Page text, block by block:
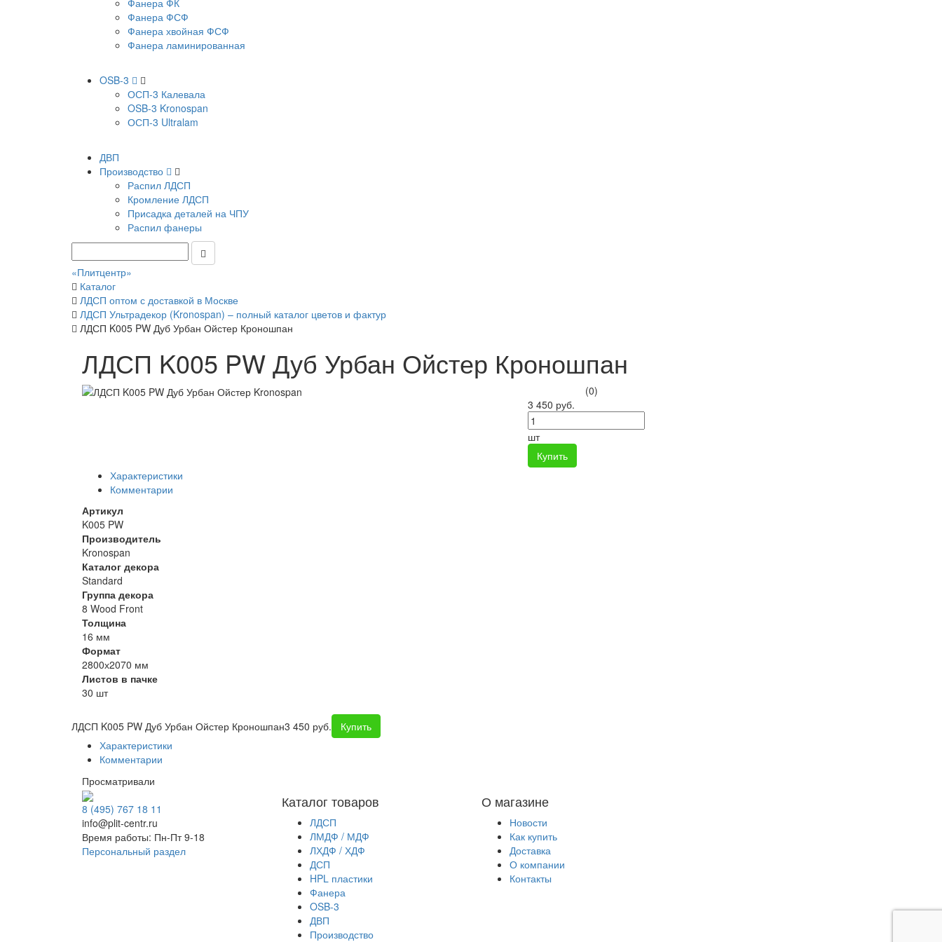
Фанера ФК
Фанера ФСФ
Фанера хвойная ФСФ
Фанера ламинированная
OSB-3
ОСП-3 Калевала
OSB-3 Kronospan
ОСП-3 Ultralam
ДВП
Производство
Распил ЛДСП
Кромление ЛДСП
Присадка деталей на ЧПУ
Распил фанеры
«Плитцентр»
Каталог
ЛДСП оптом с доставкой в Москве
ЛДСП Ультрадекор (Kronospan) – полный каталог цветов и фактур
ЛДСП K005 PW Дуб Урбан Ойстер Кроношпан
ЛДСП K005 PW Дуб Урбан Ойстер Кроношпан
(0)
3 450 руб.
шт
Купить
Характеристики
Комментарии
Артикул
K005 PW
Производитель
Kronospan
Каталог декора
Standard
Группа декора
8 Wood Front
Толщина
16 мм
Формат
2800х2070 мм
Листов в пачке
30 шт
ЛДСП K005 PW Дуб Урбан Ойстер Кроношпан3 450 руб.
Купить
Характеристики
Комментарии
Просматривали
О магазине
Новости
Как купить
Доставка
О компании
Контакты
Каталог товаров
ЛДСП
ЛМДФ / МДФ
ЛХДФ / ХДФ
ДСП
HPL пластики
Фанера
OSB-3
ДВП
Производство
8 (495) 767 18 11
info@plit-centr.ru
Время работы: Пн-Пт 9-18
Персональный раздел